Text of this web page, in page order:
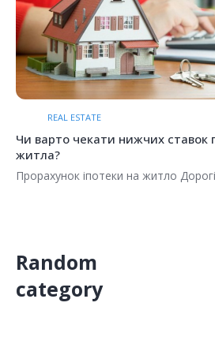
REAL ESTATE
Ресурс для пошуку житла від
нерухомості.
Long term rent: https://
https://www.facebook.com/
Random
Воплі Відоплясова 18 червня